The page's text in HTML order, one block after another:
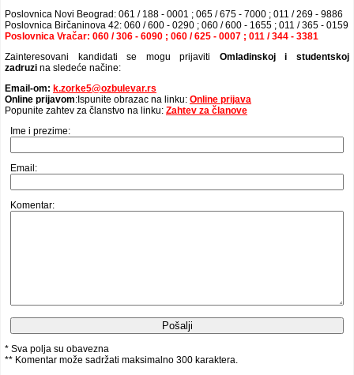
Poslovnica Novi Beograd: 061 / 188 - 0001 ; 065 / 675 - 7000 ; 011 / 269 - 9886
Poslovnica Birčaninova 42: 060 / 600 - 0290 ; 060 / 600 - 1655 ; 011 / 365 - 0159
Poslovnica Vračar: 060 / 306 - 6090 ; 060 / 625 - 0007 ; 011 / 344 - 3381
Zainteresovani kandidati se mogu prijaviti Omladinskoj i studentskoj
zadruzi na sledeće načine:
Email-om: k.zorke5@ozbulevar.rs
Online prijavom:Ispunite obrazac na linku: Online prijava
Popunite zahtev za članstvo na linku: Zahtev za članove
Ime i prezime:
Email:
Komentar:
* Sva polja su obavezna
** Komentar može sadržati maksimalno 300 karaktera.